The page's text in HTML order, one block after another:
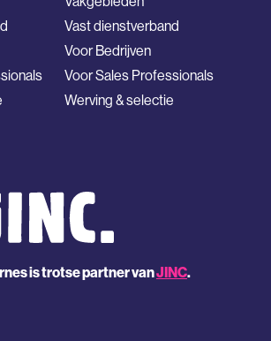
Vast dienstverband
Voor Bedrijven
Voor Sales Professionals
Werving & selectie
is trotse partner vanJINC.